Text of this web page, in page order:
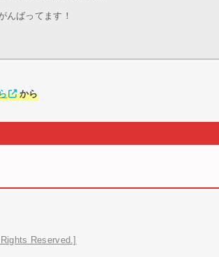
んばってます！
から
Reserved.]